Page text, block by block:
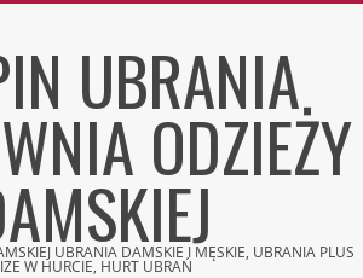
UBRANIA
ODZIEŻY
UBRANIA DAMSKIE I MĘSKIE, UBRANIA PLUS
W HURCIE, HURT UBRAŃ